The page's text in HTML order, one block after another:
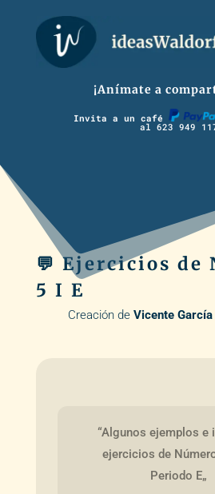
¡Anímate a
Invita a un café
al 623 949
💬 Ejercicios de
5 I E
Creación de Vicente García
“Algunos ejemplos e
ejercicios de
Periodo E„